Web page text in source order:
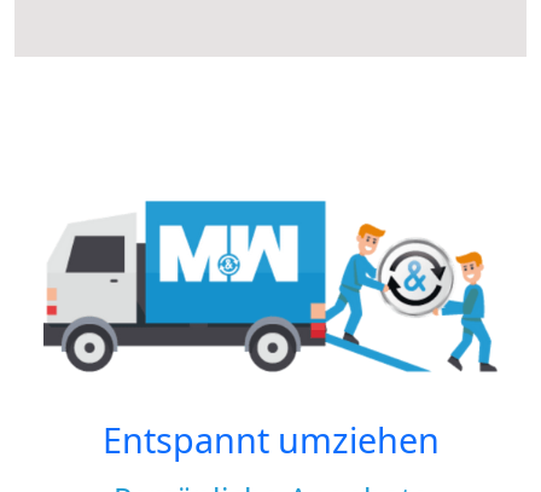
Entspannt umziehen